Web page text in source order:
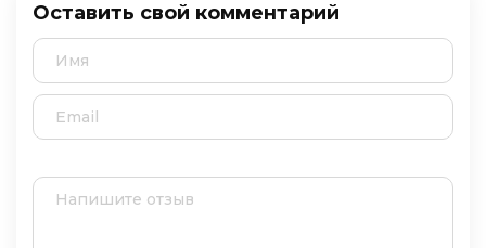
Оставить свой комментарий